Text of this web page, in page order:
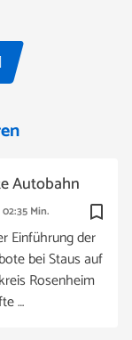
bookmark_border
02:35 Min.
Autobahn
Einführung der
bei Staus auf
Rosenheim
…